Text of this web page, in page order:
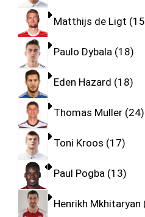
Matthijs de Ligt 15
Paulo Dybala 18
Eden Hazard 18
Thomas Muller 24
Toni Kroos 17
Paul Pogba 13
Henrikh Mkhitaryan